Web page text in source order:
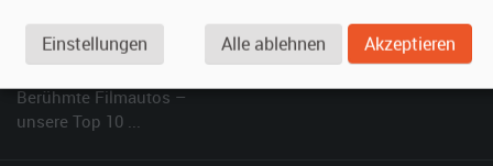
Berühmte Filmautos –
unsere Top 10 ...
Einstellungen Alle ablehnen Akzeptieren